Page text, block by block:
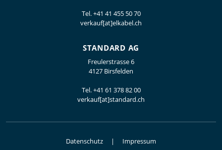
Tel.+41 41 455 50 70
verkauf[at]elkabel.ch
STANDARD AG
Freulerstrasse 6
4127 Birsfelden
Tel.+41 61 378 82 00
verkauf[at]standard.ch
Datenschutz Impressum